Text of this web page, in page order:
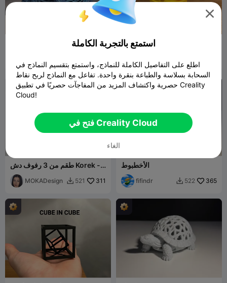
بطة بنشي
طقم من 3 رفوف دش Korek -
MOKADesign  521 311
الأخطبوط
fifindr  522 365

استمتع بالتجربة الكاملة
اطلع على التفاصيل الكاملة للنماذج، واستمتع بتقسيم النماذج في
السحابة بسلاسة والطباعة بنقرة واحدة. تفاعل مع النماذج لربح نقاط
حصرية واكتشاف المزيد من المفاجآت حصريًا في تطبيق Creality
Cloud!
فتح في Creality Cloud
الغاء